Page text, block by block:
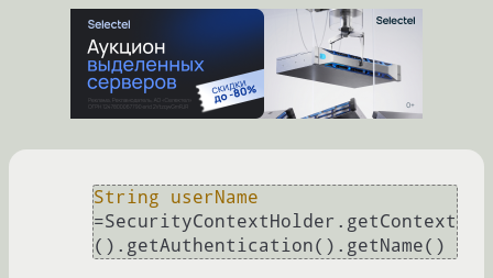
String
userName
=SecurityContextHolder.getContext